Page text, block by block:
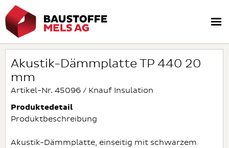
Akustik-Dämmplatte TP 440 20
mm
Artikel-Nr. 45096 / Knauf Insulation
Produktedetail
Produktbeschreibung
Akustik-Dämmplatte, einseitig mit schwarzem